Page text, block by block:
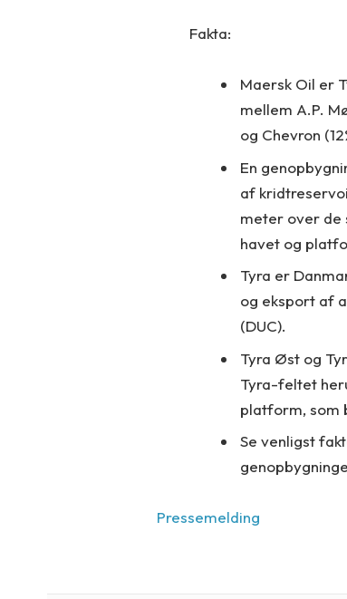
Fakta:
Maersk Oil er
mellem A.P.
og Chevron
En
af
meter over de
havet og
Tyra er
og eksport af
(DUC).
Tyra Øst og
Tyra-feltet
platform, som
Se venligst
Pressemelding